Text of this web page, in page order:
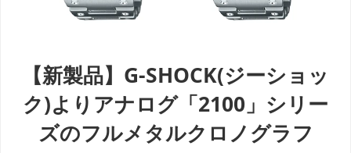
【新製品】G-SHOCK(ジーショッ
ク)よりアナログ「2100」シリー
ズのフルメタルクロノグラフ